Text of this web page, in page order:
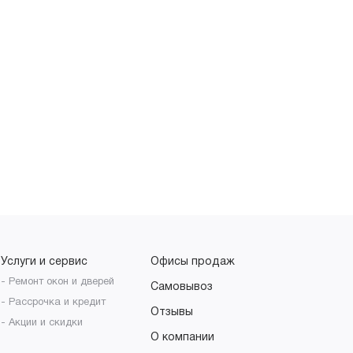
Услуги и сервис
- Ремонт окон и дверей
- Рассрочка и кредит
- Акции и скидки
Офисы продаж
Самовывоз
Отзывы
О компании